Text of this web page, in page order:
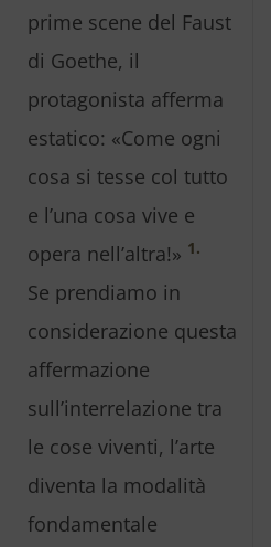
prime scene del Faust
di Goethe, il
protagonista afferma
estatico: «Come ogni
cosa si tesse col tutto
e l’una cosa vive e
opera nell’altra!» 1.
Se prendiamo in
considerazione questa
affermazione
sull’interrelazione tra
le cose viventi, l’arte
diventa la modalità
fondamentale